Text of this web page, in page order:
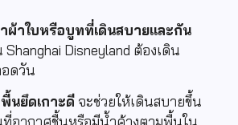
าผ้าใบหรือบูทที่เดินสบายและกัน
Shanghai Disneyland ต้องเดิน
อดวัน
พื้นยึดเกาะดี จะช่วยให้เดินสบายขึ้น
ที่อากาศชื้นหรือมีน้ำค้างตามพื้นใน